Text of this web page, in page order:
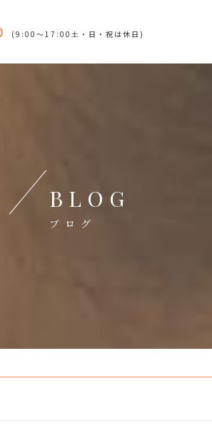
(9:00～17:00土・日・祝は休日)
BLOG
ブログ